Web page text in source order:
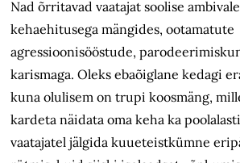
Nad õrritavad vaatajat soolise
kehaehitusega mängides, ootamatute
agressioonisööstude,
karismaga. Oleks ebaõiglane kedagi
kuna olulisem on trupi koosmäng,
kardeta näidata oma keha ka
vaatajatel jälgida kuueteistkümne